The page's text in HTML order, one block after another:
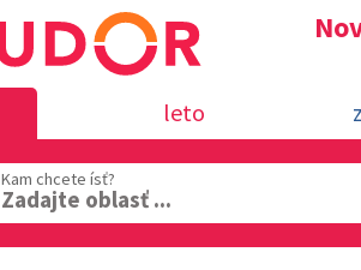
leto
Kam chcete ísť?
Zadajte oblasť ...